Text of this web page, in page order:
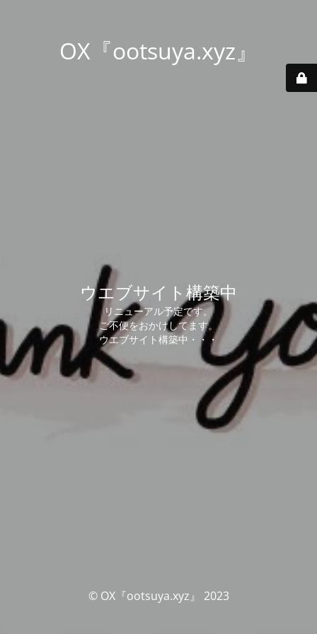
OX『ootsuya.xyz』
ウエブサイト構築中
リニューアル予定です。
ご不便をおかけしてます。
ウエブサイト構築中・・・
© OX『ootsuya.xyz』 2023